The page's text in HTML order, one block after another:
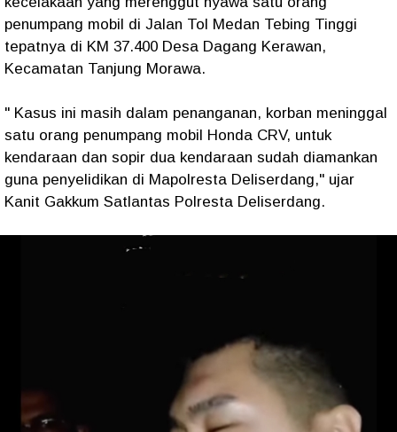
penumpang mobil di Jalan Tol Medan Tebing Tinggi
tepatnya di KM 37.400 Desa Dagang Kerawan,
Kecamatan Tanjung Morawa.
" Kasus ini masih dalam penanganan, korban meninggal
satu orang penumpang mobil Honda CRV, untuk
kendaraan dan sopir dua kendaraan sudah diamankan
guna penyelidikan di Mapolresta Deliserdang," ujar
Kanit Gakkum Satlantas Polresta Deliserdang.